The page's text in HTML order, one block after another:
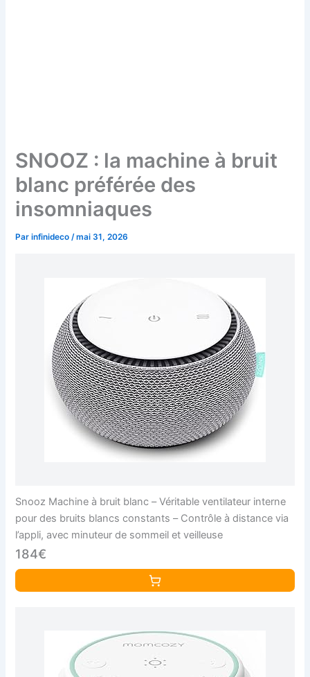
SNOOZ : la machine à bruit
blanc préférée des
insomniaques
Parinfinideco/mai 31, 2026
Snooz Machine à bruit blanc – Véritable ventilateur interne
pour des bruits blancs constants – Contrôle à distance via
l’appli, avec minuteur de sommeil et veilleuse
184€